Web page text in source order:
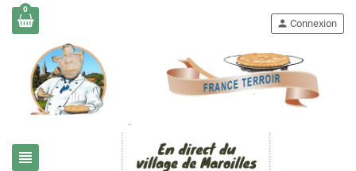
0
view_headline
person Connexion